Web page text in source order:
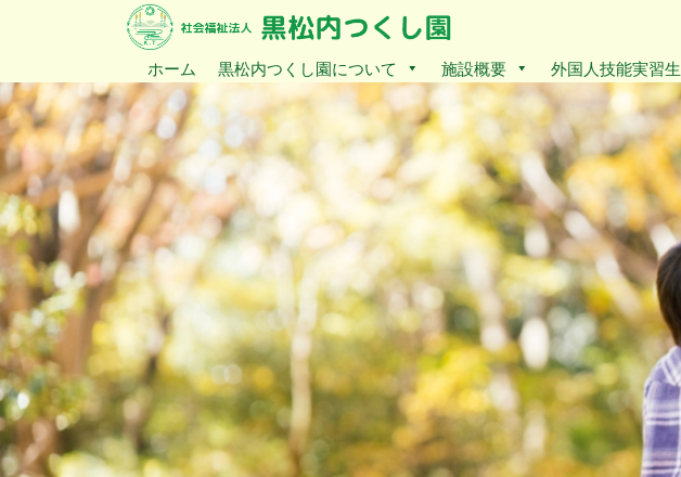
ホーム
黒松内つくし園について 施設概要 外国人技能実習生